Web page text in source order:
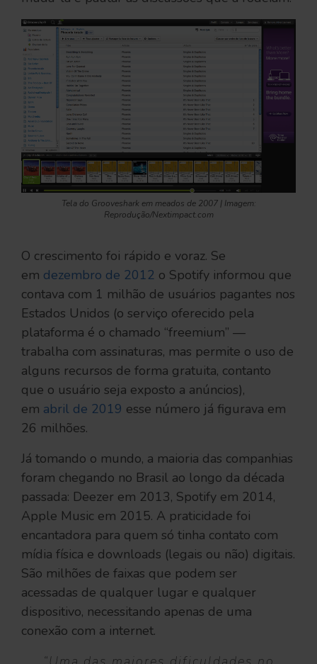
Tela do Grooveshark em meados de 2007 | Imagem:
Reprodução/Nextimpact.com
O crescimento foi rápido e voraz. Se
em dezembro de 2012 o Spotify informou que
contava com 1 milhão de usuários pagantes nos
Estados Unidos (o serviço oferecido pela
plataforma é o chamado “freemium” —
trabalha com assinaturas, mas permite o uso de
alguns recursos de forma gratuita, contanto
que o usuário seja exposto a anúncios),
em abril de 2019 esse número já figurava em
26 milhões.
Já tomando o mundo, a maioria das companhias
foram chegando no Brasil ao longo da década
passada: Deezer em 2013, Spotify em 2014,
Apple Music em 2015. A praticidade foi
encantadora para quem só tinha contato com
mídia física e downloads (legais ou não) digitais.
São milhões de faixas que podem ser
acessadas de qualquer lugar e qualquer
dispositivo, necessitando apenas de uma
conexão com a internet.